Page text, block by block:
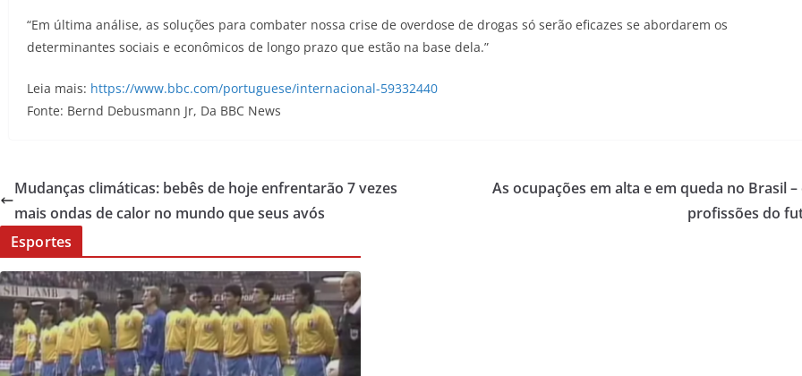
“Em última análise, as soluções para combater nossa crise de overdose de drogas só serão eficazes se abordarem os
determinantes sociais e econômicos de longo prazo que estão na base dela.”
Leia mais: https://www.bbc.com/portuguese/internacional-59332440
Fonte: Bernd Debusmann Jr, Da BBC News
Mudanças climáticas: bebês de hoje enfrentarão 7 vezes
mais ondas de calor no mundo que seus avós
As ocupações em alta e em queda no Brasil –
profissões do
Esportes